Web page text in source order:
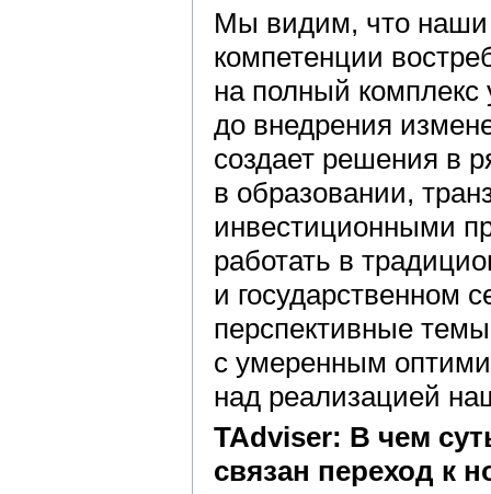
Мы видим, что наши
компетенции
на полный комплекс
до внедрения
создает решения в
в образовании,
инвестиционными
работать в
и государственном
перспективные
с умеренным
над реализацией
TAdviser: В чем
связан переход к